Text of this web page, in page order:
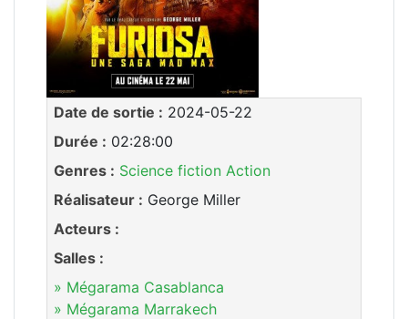
Date de sortie : 2024-05-22
Durée : 02:28:00
Genres : Science fiction Action
Réalisateur : George Miller
Acteurs :
Salles :
» Mégarama Casablanca
» Mégarama Marrakech